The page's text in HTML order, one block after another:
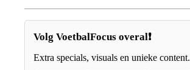
Volg VoetbalFocus overal❗
Extra specials, visuals en unieke content.